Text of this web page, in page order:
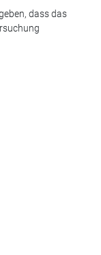
dass das